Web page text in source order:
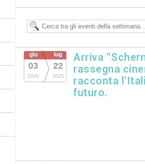
giu
03
2025
lug
22
2025
Arriva
rassegna
racconta
futuro.